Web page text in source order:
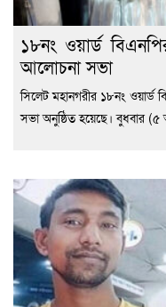
১৮নং ওয়ার্ড
আলোচনা সভা
সিলেট মহানগরীর ১৮নং
সভা অনুষ্ঠিত হয়েছে। বুধবার